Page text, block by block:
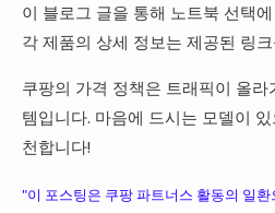
이 블로그 글을 통해 노트북 선택
각 제품의 상세 정보는 제공된 링
쿠팡의 가격 정책은 트래픽이 올
템입니다. 마음에 드시는 모델이
천합니다!
"이 포스팅은 쿠팡 파트너스 활동의 일